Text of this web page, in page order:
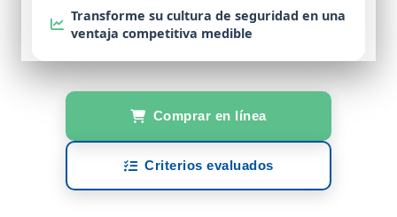
Transforme su cultura de seguridad en una
ventaja competitiva medible
Comprar en línea
Criterios evaluados